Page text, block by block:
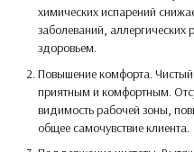
химических испарений
заболеваний,
здоровьем.
Повышение комфорта. Чистый
приятным и комфортным.
видимость рабочей зоны,
общее самочувствие клиента.